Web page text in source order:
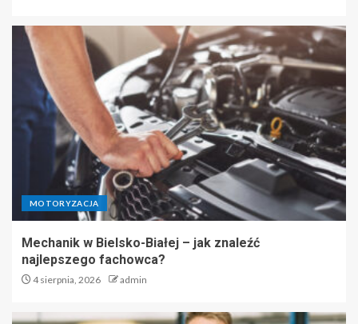
MOTORYZACJA
Mechanik w Bielsko-Białej – jak znaleźć
najlepszego fachowca?
4 sierpnia, 2026 admin